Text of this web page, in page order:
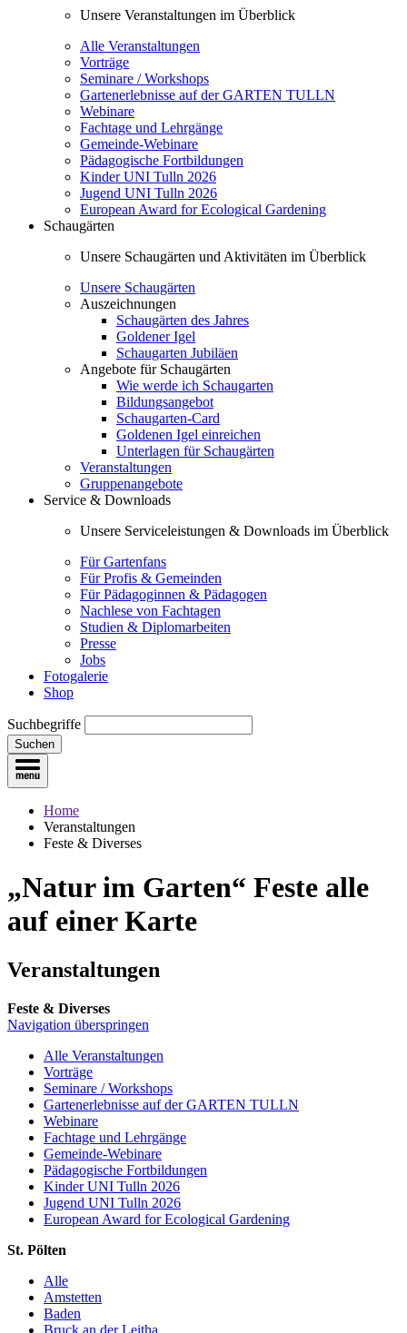
Unsere Veranstaltungen im Überblick
Alle Veranstaltungen
Vorträge
Seminare / Workshops
Gartenerlebnisse auf der GARTEN TULLN
Webinare
Fachtage und Lehrgänge
Gemeinde-Webinare
Pädagogische Fortbildungen
Kinder UNI Tulln 2026
Jugend UNI Tulln 2026
European Award for Ecological Gardening
Schaugärten
Unsere Schaugärten und Aktivitäten im Überblick
Unsere Schaugärten
Auszeichnungen
Schaugärten des Jahres
Goldener Igel
Schaugarten Jubiläen
Angebote für Schaugärten
Wie werde ich Schaugarten
Bildungsangebot
Schaugarten-Card
Goldenen Igel einreichen
Unterlagen für Schaugärten
Veranstaltungen
Gruppenangebote
Service & Downloads
Unsere Serviceleistungen & Downloads im Überblick
Für Gartenfans
Für Profis & Gemeinden
Für Pädagoginnen & Pädagogen
Nachlese von Fachtagen
Studien & Diplomarbeiten
Presse
Jobs
Fotogalerie
Shop
Suchbegriffe
Suchen
Home
Veranstaltungen
Feste & Diverses
„Natur im Garten“ Feste alle
auf einer Karte
Veranstaltungen
Feste & Diverses
Navigation überspringen
Alle Veranstaltungen
Vorträge
Seminare / Workshops
Gartenerlebnisse auf der GARTEN TULLN
Webinare
Fachtage und Lehrgänge
Gemeinde-Webinare
Pädagogische Fortbildungen
Kinder UNI Tulln 2026
Jugend UNI Tulln 2026
European Award for Ecological Gardening
St. Pölten
Alle
Amstetten
Baden
Bruck an der Leitha